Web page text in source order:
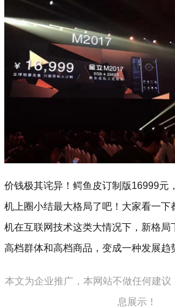
价钱极其诧异！鳄鱼皮订制版16999元
机上圈小结最大格局了吧！大家看一下
机在互联网技术这类大情况下，新格局
高档群体和高档商品，变成一种发展趋
本文为企业推广，本网站不做任何建
息展示！